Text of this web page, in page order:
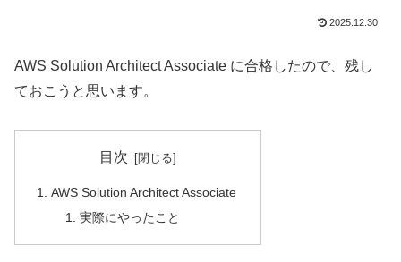
2025.12.30
AWS Solution Architect Associate に合格したので、残し
ておこうと思います。